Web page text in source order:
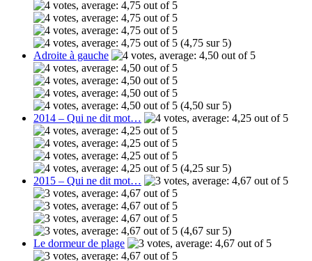
(4,75 sur 5)
Adroite à gauche
(4,50 sur 5)
2014 – Qui ne dit mot…
(4,25 sur 5)
2015 – Qui ne dit mot…
(4,67 sur 5)
Le dormeur de plage